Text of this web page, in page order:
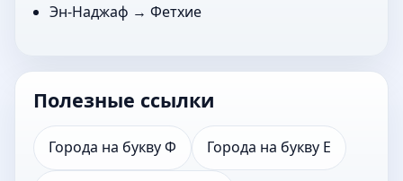
Эн-Наджаф → Фетхие
Полезные ссылки
Города на букву Ф Города на букву Е